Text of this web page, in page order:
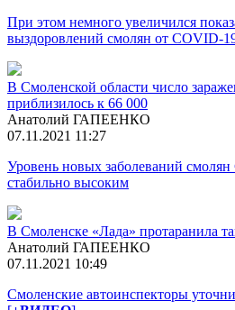
При этом немного увеличился
выздоровлений смолян от COVID-
В Смоленской области число
приблизилось к 66 000
Анатолий ГАПЕЕНКО
07.11.2021 11:27
Уровень новых заболеваний смолян
стабильно высоким
В Смоленске «Лада» протаранила
Анатолий ГАПЕЕНКО
07.11.2021 10:49
Смоленские автоинспекторы